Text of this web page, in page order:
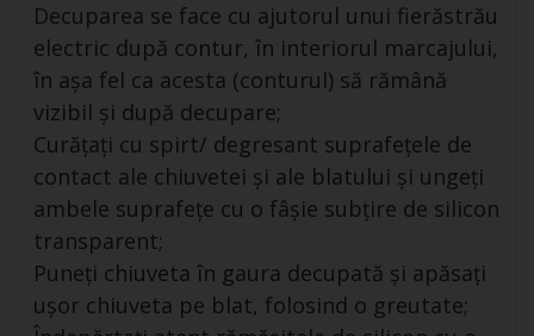
Decuparea se face cu ajutorul unui fierăstrău
electric după contur, în interiorul marcajului,
în așa fel ca acesta (conturul) să rămână
vizibil și după decupare;
Curățați cu spirt/ degresant suprafețele de
contact ale chiuvetei și ale blatului și ungeți
ambele suprafețe cu o fâșie subțire de silicon
transparent;
Puneți chiuveta în gaura decupată și apăsați
ușor chiuveta pe blat, folosind o greutate;